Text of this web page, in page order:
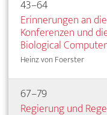
43–64
Erinnerungen an
Konferenzen und
Biological
Heinz von Foerster
67–79
Regierung und